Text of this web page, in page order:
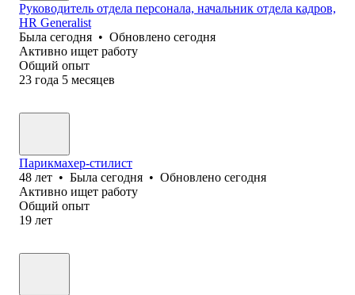
Руководитель отдела персонала, начальник отдела кадров,
HR Generalist
Была сегодня • Обновлено сегодня
Активно ищет работу
Общий опыт
23 года 5 месяцев
Парикмахер-стилист
48 лет • Была сегодня • Обновлено сегодня
Активно ищет работу
Общий опыт
19 лет